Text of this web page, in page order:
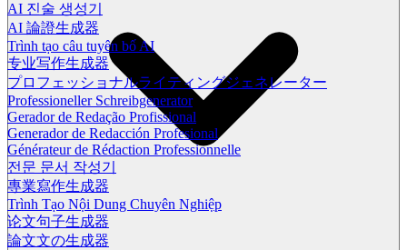
AI 진술 생성기
AI 論證生成器
Trình tạo câu tuyên bố AI
专业写作生成器
プロフェッショナルライティングジェネレーター
Professioneller Schreibgenerator
Gerador de Redação Profissional
Generador de Redacción Profesional
Générateur de Rédaction Professionnelle
전문 문서 작성기
專業寫作生成器
Trình Tạo Nội Dung Chuyên Nghiệp
论文句子生成器
論文文の生成器